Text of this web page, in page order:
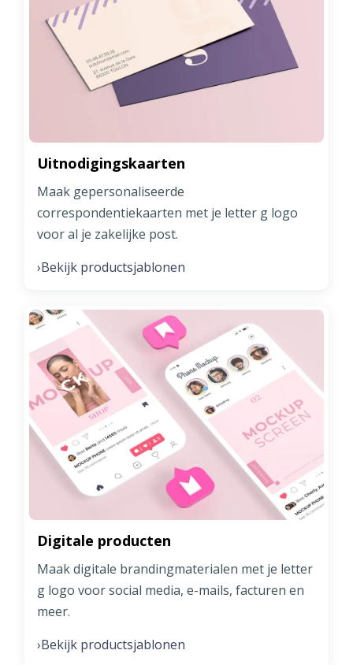
Uitnodigingskaarten
Maak gepersonaliseerde
correspondentiekaarten met je letter g logo
voor al je zakelijke post.
›Bekijk productsjablonen
Digitale producten
Maak digitale brandingmaterialen met je letter
g logo voor social media, e-mails, facturen en
meer.
›Bekijk productsjablonen